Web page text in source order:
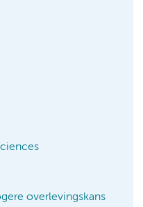
overlevingskans